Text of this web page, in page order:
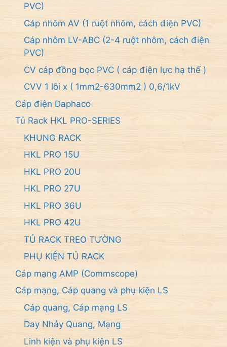
PVC)
Cáp nhôm AV (1 ruột nhôm, cách điện PVC)
Cáp nhôm LV-ABC (2-4 ruột nhôm, cách điện
PVC)
CV cáp đồng bọc PVC ( cáp điện lực hạ thế )
CVV 1 lõi x ( 1mm2-630mm2 ) 0,6/1kV
Cáp điện Daphaco
Tủ Rack HKL PRO-SERIES
KHUNG RACK
HKL PRO 15U
HKL PRO 20U
HKL PRO 27U
HKL PRO 36U
HKL PRO 42U
TỦ RACK TREO TƯỜNG
PHỤ KIỆN TỦ RACK
Cáp mạng AMP (Commscope)
Cáp mạng, Cáp quang và phụ kiện LS
Cáp quang, Cáp mạng LS
Day Nhảy Quang, Mạng
Linh kiện và phụ kiện LS